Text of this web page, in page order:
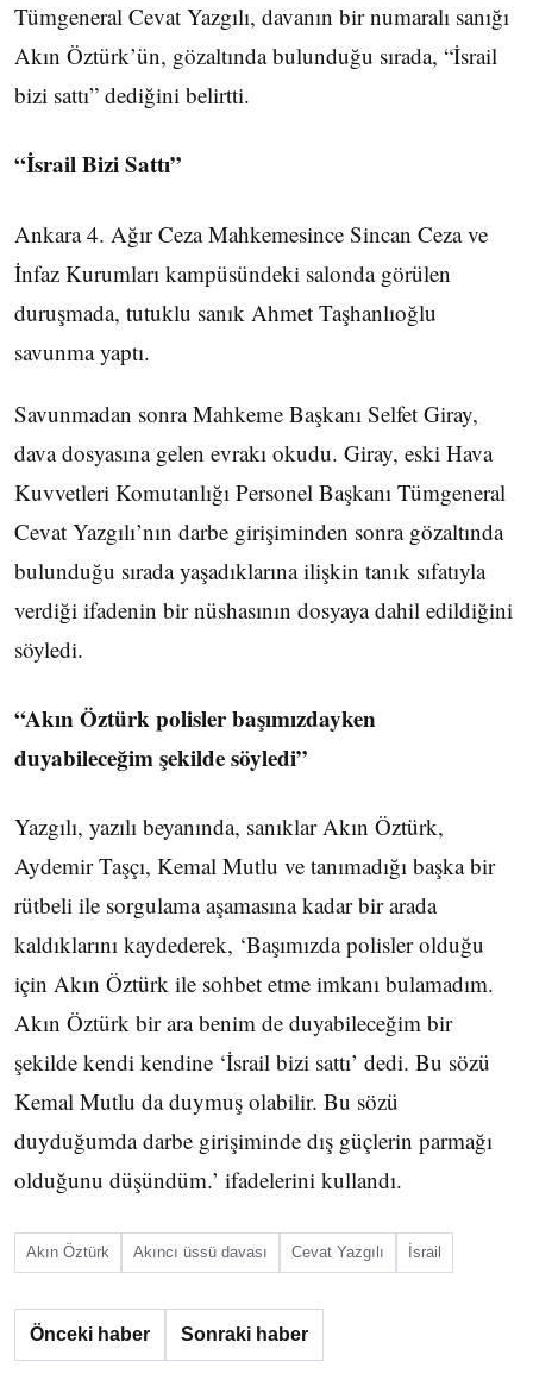
Tümgeneral Cevat Yazgılı, davanın bir numaralı sanığı
Akın Öztürk’ün, gözaltında bulunduğu sırada, “İsrail
bizi sattı” dediğini belirtti.
“İsrail Bizi Sattı”
Ankara 4. Ağır Ceza Mahkemesince Sincan Ceza ve
İnfaz Kurumları kampüsündeki salonda görülen
duruşmada, tutuklu sanık Ahmet Taşhanlıoğlu
savunma yaptı.
Savunmadan sonra Mahkeme Başkanı Selfet Giray,
dava dosyasına gelen evrakı okudu. Giray, eski Hava
Kuvvetleri Komutanlığı Personel Başkanı Tümgeneral
Cevat Yazgılı’nın darbe girişiminden sonra gözaltında
bulunduğu sırada yaşadıklarına ilişkin tanık sıfatıyla
verdiği ifadenin bir nüshasının dosyaya dahil edildiğini
söyledi.
“Akın Öztürk polisler başımızdayken
duyabileceğim şekilde söyledi”
Yazgılı, yazılı beyanında, sanıklar Akın Öztürk,
Aydemir Taşçı, Kemal Mutlu ve tanımadığı başka bir
rütbeli ile sorgulama aşamasına kadar bir arada
kaldıklarını kaydederek, ‘Başımızda polisler olduğu
için Akın Öztürk ile sohbet etme imkanı bulamadım.
Akın Öztürk bir ara benim de duyabileceğim bir
şekilde kendi kendine ‘İsrail bizi sattı’ dedi. Bu sözü
Kemal Mutlu da duymuş olabilir. Bu sözü
duyduğumda darbe girişiminde dış güçlerin parmağı
olduğunu düşündüm.’ ifadelerini kullandı.
Akın Öztürk Akıncı üssü davası Cevat Yazgılı İsrail
Önceki haber Sonraki haber